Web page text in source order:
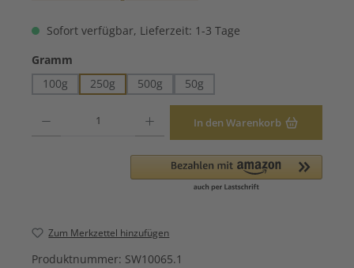
Sofort verfügbar, Lieferzeit: 1-3 Tage
Gramm
100g
250g 500g 50g
In den Warenkorb
Zum Merkzettel hinzufügen
Produktnummer: SW10065.1